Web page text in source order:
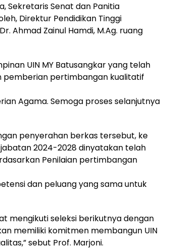
Sekretaris Senat dan Panitia
Direktur Pendidikan Tinggi
Ahmad Zainul Hamdi, M.Ag. ruang
UIN MY Batusangkar yang telah
pemberian pertimbangan kualitatif
Agama. Semoga proses selanjutnya
penyerahan berkas tersebut, ke
2024-2028 dinyatakan telah
Penilaian pertimbangan
dan peluang yang sama untuk
mengikuti seleksi berikutnya dengan
memiliki komitmen membangun UIN
sebut Prof. Marjoni.